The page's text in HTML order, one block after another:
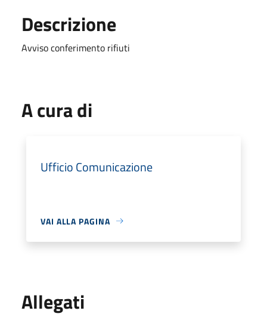
Descrizione
Avviso conferimento rifiuti
A cura di
Ufficio Comunicazione
VAI ALLA PAGINA
Allegati